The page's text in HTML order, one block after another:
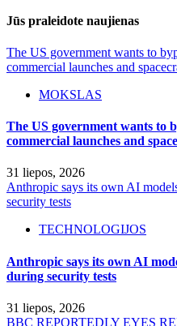
Jūs praleidote naujienas
The US government wants to
commercial launches and
MOKSLAS
The US government wants to
commercial launches and
31 liepos, 2026
Anthropic says its own AI
security tests
TECHNOLOGIJOS
Anthropic says its own AI
during security tests
31 liepos, 2026
BBC REPORTEDLY EYES